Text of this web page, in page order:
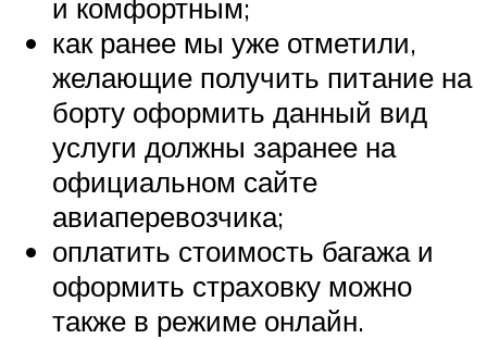
и комфортным;
как ранее мы уже отметили,
желающие получить питание на
борту оформить данный вид
услуги должны заранее на
официальном сайте
авиаперевозчика;
оплатить стоимость багажа и
оформить страховку можно
также в режиме онлайн.